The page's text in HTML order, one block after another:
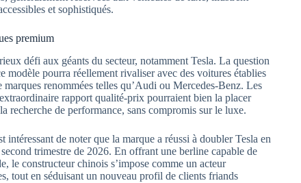
et sophistiqués.
premium
défi aux géants du secteur, notamment Tesla. La question
modèle pourra réellement rivaliser avec des voitures établies
renommées telles qu’Audi ou Mercedes-Benz. Les
rapport qualité-prix pourraient bien la placer
recherche de performance, sans compromis sur le luxe.
de noter que la marque a réussi à doubler Tesla en
trimestre de 2026. En offrant une berline capable de
le constructeur chinois s’impose comme un acteur
tout en séduisant un nouveau profil de clients friands